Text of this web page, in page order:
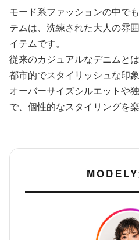
モード系ファッションの中で
テムは、洗練された大人の雰
イテムです。
従来のカジュアルなデニムと
都市的でスタイリッシュな印象
オーバーサイズシルエットや
で、個性的なスタイリングを楽